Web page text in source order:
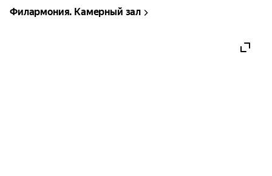
Филармония. Камерный зал